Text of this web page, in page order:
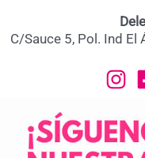
C/Sauce 5, Pol. Ind